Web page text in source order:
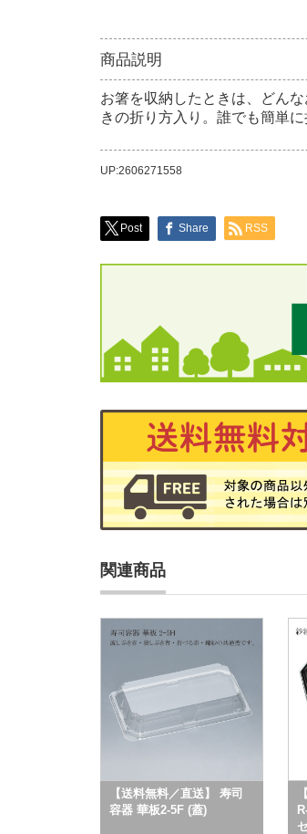
商品説明
お箸を収納したときは、どん
きの折り方入り。誰でも簡単に
UP:2606271558
Post Share RSS
関連商品
【送料無料／直送】 寿司
容器 華板2-5F (蓋)